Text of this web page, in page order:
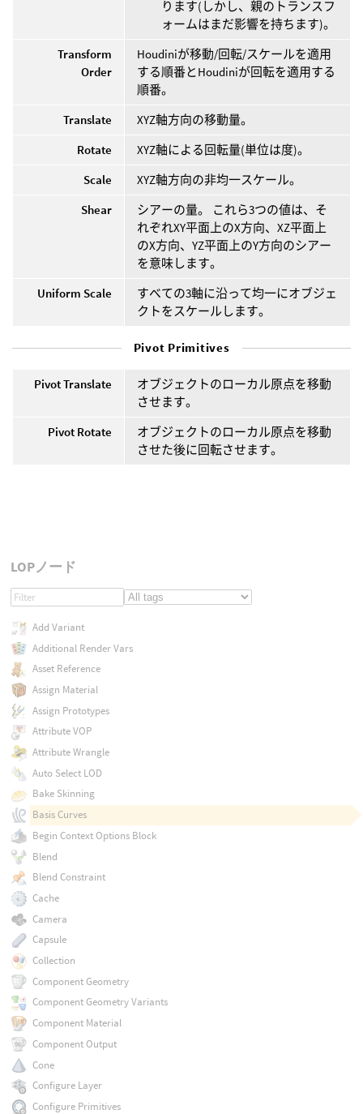
ります(しかし、親のトランスフ
ォームはまだ影響を持ちます)。
Transform
Order
Houdiniが移動/回転/スケールを適用
する順番とHoudiniが回転を適用する
順番。
Translate
XYZ軸方向の移動量。
Rotate
XYZ軸による回転量(単位は度)。
Scale
XYZ軸方向の非均一スケール。
Shear
シアーの量。 これら3つの値は、そ
れぞれXY平面上のX方向、XZ平面上
のX方向、YZ平面上のY方向のシアー
を意味します。
Uniform Scale
すべての3軸に沿って均一にオブジェ
クトをスケールします。
Pivot Primitives
Pivot Translate
オブジェクトのローカル原点を移動
させます。
Pivot Rotate
オブジェクトのローカル原点を移動
させた後に回転させます。
LOPノード
Add Variant
Additional Render Vars
Asset Reference
Assign Material
Assign Prototypes
Attribute VOP
Attribute Wrangle
Auto Select LOD
Bake Skinning
Basis Curves
Begin Context Options Block
Blend
Blend Constraint
Cache
Camera
Capsule
Collection
Component Geometry
Component Geometry Variants
Component Material
Component Output
Cone
Configure Layer
Configure Primitives